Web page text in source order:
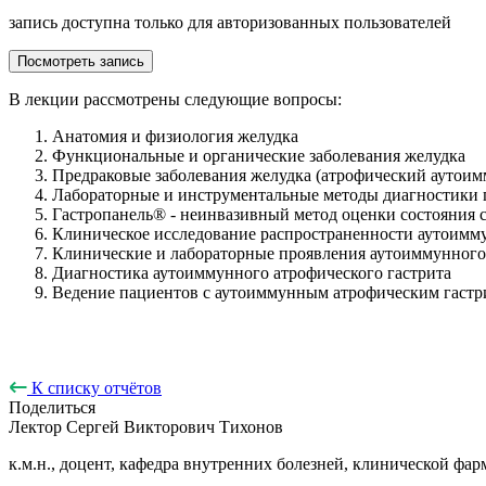
запись доступна только для авторизованных пользователей
Посмотреть запись
В лекции рассмотрены следующие вопросы:
Анатомия и физиология желудка
Функциональные и органические заболевания желудка
Предраковые заболевания желудка (атрофический
Лабораторные и инструментальные методы диагностики
Гастропанель®️ - неинвазивный метод оценки состояния
Клиническое исследование распространенности
Клинические и лабораторные проявления аутоиммунного
Диагностика аутоиммунного атрофического гастрита
Ведение пациентов с аутоиммунным атрофическим
К списку отчётов
Поделиться
Лектор Сергей Викторович Тихонов
к.м.н., доцент, кафедра внутренних болезней, клинической